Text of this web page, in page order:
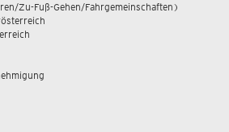
Zu-Fuß-Gehen/Fahrgemeinschaften)